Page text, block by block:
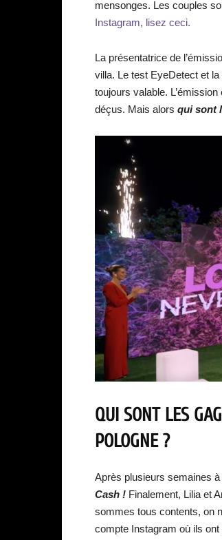
mensonges. Les couples
Instagram, lisez ceci.
La présentatrice de
villa. Le test EyeDetect et
toujours valable.
déçus. Mais alors qui sont
QUI SONT LES
POLOGNE ?
Après plusieurs semaines
Cash ! Finalement, Lilia et
sommes tous contents, on
compte Instagram où ils